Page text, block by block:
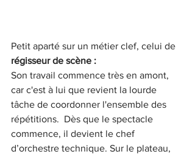
Petit aparté sur un métier clef, celui de
régisseur de scène :
Son travail commence très en amont,
car c'est à lui que revient la lourde
tâche de coordonner l'ensemble des
répétitions.  Dès que le spectacle
commence, il devient le chef
d’orchestre technique. Sur le plateau,